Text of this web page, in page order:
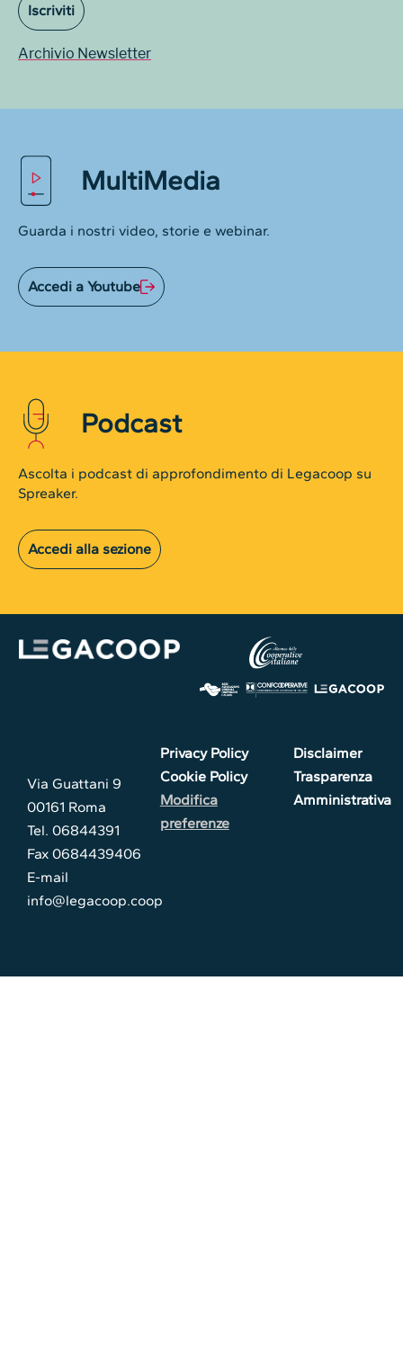
Iscriviti
Archivio Newsletter
MultiMedia
Guarda i nostri video, storie e webinar.
Accedi a Youtube
Podcast
Ascolta i podcast di approfondimento di Legacoop su
Spreaker.
Accedi alla sezione
Via Guattani 9
00161 Roma
Tel. 06844391
Fax 0684439406
E-mail
info@legacoop.coop
Privacy Policy
Cookie Policy
Modifica
preferenze
Disclaimer
Trasparenza
Amministrativa